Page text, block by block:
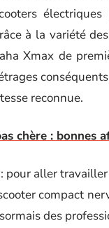
à la variété
Xmax de
reconnue.
chère : bonnes
aller
compact
des